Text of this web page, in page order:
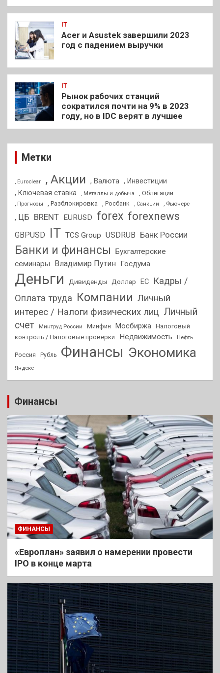
IT
Acer и Asustek завершили 2023
год с падением выручки
IT
Рынок рабочих станций
сократился почти на 9% в 2023
году, но в IDC верят в лучшее
Метки
, Euroclear , Акции , Валюта , Инвестиции
, Ключевая ставка
, Металлы и добыча , Облигации
, Прогнозы , Разблокировка , Росбанк , Санкции , Фьючерс
, ЦБ BRENT EURUSD forex forexnews
GBPUSD IT TCS Group USDRUB Банк России
Банки и финансы
Бухгалтерские
семинары
Владимир Путин Госдума
Деньги Дивиденды Доллар ЕС
Кадры /
Оплата труда Компании Личный
интерес / Налоги физических лиц Личный
счет
Минтруд России Минфин Мосбиржа Налоговый
контроль / Налоговые проверки
Недвижимость Нефть
Россия Рубль Финансы Экономика
Яндекс
Финансы
ФИНАНСЫ
«Европлан» заявил о намерении провести
IPO в конце марта